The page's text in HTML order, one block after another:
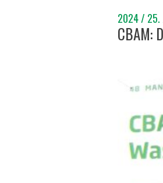
2024 / 25.
CBAM: